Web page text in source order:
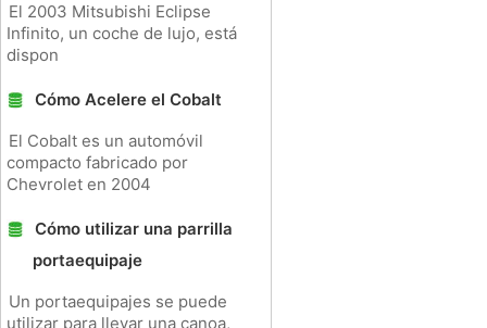
El 2003 Mitsubishi Eclipse
Infinito, un coche de lujo, está
dispon
Cómo Acelere el Cobalt
El Cobalt es un automóvil
compacto fabricado por
Chevrolet en 2004
Cómo utilizar una parrilla
portaequipaje
Un portaequipajes se puede
utilizar para llevar una canoa,